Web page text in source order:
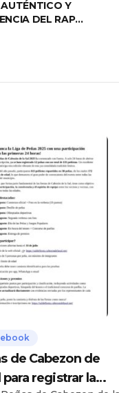
Y
DEL RAP
de Cabezon de
para registrar la